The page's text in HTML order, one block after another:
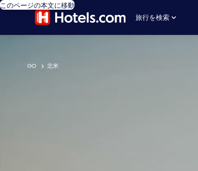
このページの本文に移動
旅行を検索
GO 北米